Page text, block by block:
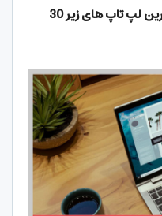
بهترین لپ تاپ های زیر 30